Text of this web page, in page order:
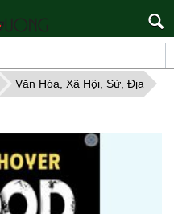
kiếm
Văn Hóa, Xã Hội, Sử, Địa